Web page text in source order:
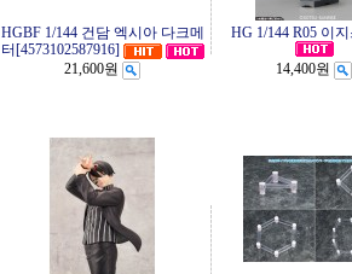
HGBF 1/144 건담 엑시아 다크메
터[4573102587916]
21,600원
HG 1/144 R05 이
14,400원